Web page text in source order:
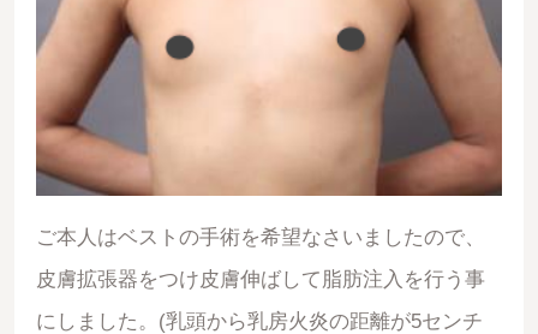
ご本人はベストの手術を希望なさいましたので、
皮膚拡張器をつけ皮膚伸ばして脂肪注入を行う事
にしました。(乳頭から乳房火炎の距離が5センチ